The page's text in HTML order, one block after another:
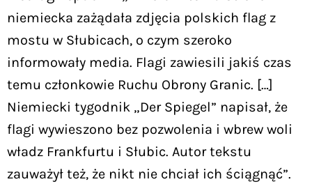
niemiecka zażądała zdjęcia polskich flag z
mostu w Słubicach, o czym szeroko
informowały media. Flagi zawiesili jakiś czas
temu członkowie Ruchu Obrony Granic. […]
Niemiecki tygodnik „Der Spiegel” napisał, że
flagi wywieszono bez pozwolenia i wbrew woli
władz Frankfurtu i Słubic. Autor tekstu
zauważył też, że nikt nie chciał ich ściągnąć”.